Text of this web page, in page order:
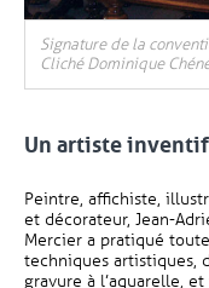
Signature de la
Cliché Dominique
Un artiste
Peintre, affichiste,
et décorateur, Jean-
Mercier a pratiqué
techniques artistiques,
gravure à l’aquarelle,